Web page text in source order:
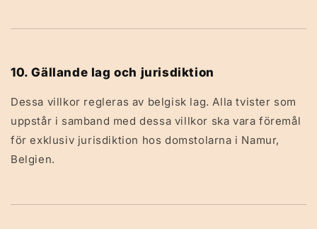
10. Gällande lag och jurisdiktion
Dessa villkor regleras av belgisk lag. Alla tvister som
uppstår i samband med dessa villkor ska vara föremål
för exklusiv jurisdiktion hos domstolarna i Namur,
Belgien.